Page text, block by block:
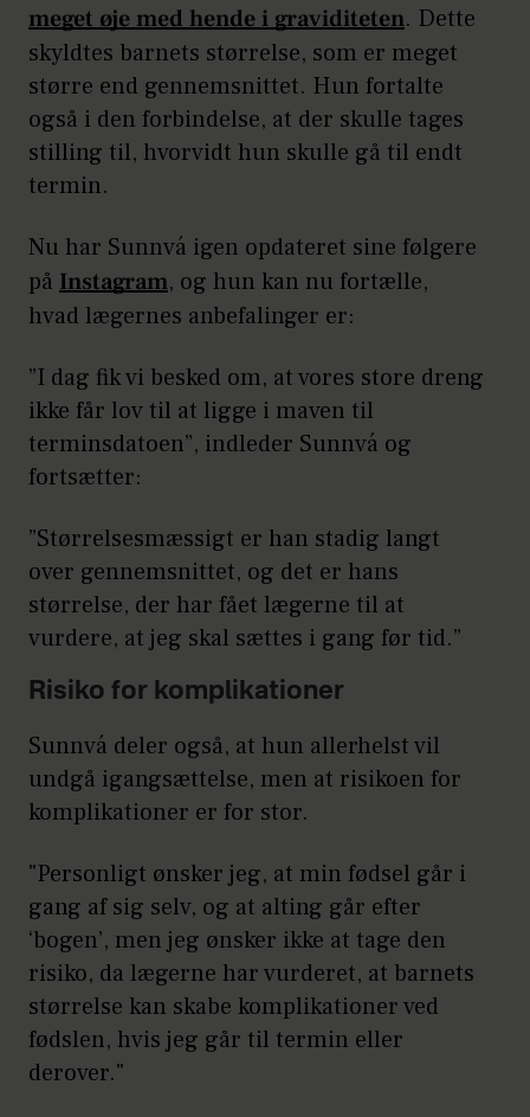
meget øje med hende i graviditeten. Dette
skyldtes barnets størrelse, som er meget
større end gennemsnittet. Hun fortalte
også i den forbindelse, at der skulle tages
stilling til, hvorvidt hun skulle gå til endt
termin.
Nu har Sunnvá igen opdateret sine følgere
på Instagram, og hun kan nu fortælle,
hvad lægernes anbefalinger er:
”I dag fik vi besked om, at vores store dreng
ikke får lov til at ligge i maven til
terminsdatoen”, indleder Sunnvá og
fortsætter:
”Størrelsesmæssigt er han stadig langt
over gennemsnittet, og det er hans
størrelse, der har fået lægerne til at
vurdere, at jeg skal sættes i gang før tid.”
Risiko for komplikationer
Sunnvá deler også, at hun allerhelst vil
undgå igangsættelse, men at risikoen for
komplikationer er for stor.
"Personligt ønsker jeg, at min fødsel går i
gang af sig selv, og at alting går efter
‘bogen’, men jeg ønsker ikke at tage den
risiko, da lægerne har vurderet, at barnets
størrelse kan skabe komplikationer ved
fødslen, hvis jeg går til termin eller
derover."